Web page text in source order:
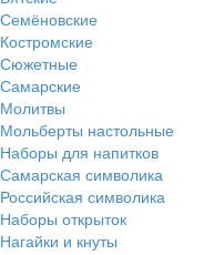
Семёновские
Костромские
Сюжетные
Самарские
Молитвы
Мольберты настольные
Наборы для напитков
Самарская символика
Российская символика
Наборы открыток
Нагайки и кнуты